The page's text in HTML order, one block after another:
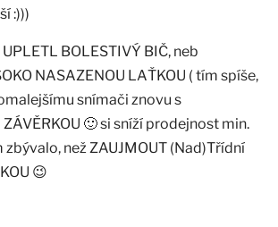
:)))
BOLESTIVÝ BIČ, neb
NASAZENOU LAŤKOU ( tím spíše,
snímači znovu s
ZÁVĚRKOU 🙂 si sníží prodejnost min.
zbývalo, než ZAUJMOUT (Nad)Třídní
😉